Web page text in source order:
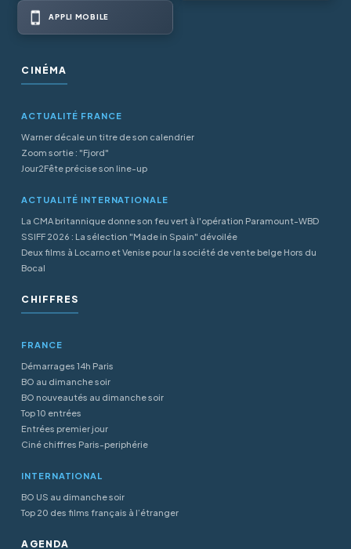
APPLI MOBILE
CINÉMA
ACTUALITÉ FRANCE
Warner décale un titre de son calendrier
Zoom sortie : "Fjord"
Jour2Fête précise son line-up
ACTUALITÉ INTERNATIONALE
La CMA britannique donne son feu vert à l'opération Paramount-WBD
SSIFF 2026 : La sélection "Made in Spain" dévoilée
Deux films à Locarno et Venise pour la société de vente belge Hors du
Bocal
CHIFFRES
FRANCE
Démarrages 14h Paris
BO au dimanche soir
BO nouveautés au dimanche soir
Top 10 entrées
Entrées premier jour
Ciné chiffres Paris-periphérie
INTERNATIONAL
BO US au dimanche soir
Top 20 des films français à l’étranger
AGENDA